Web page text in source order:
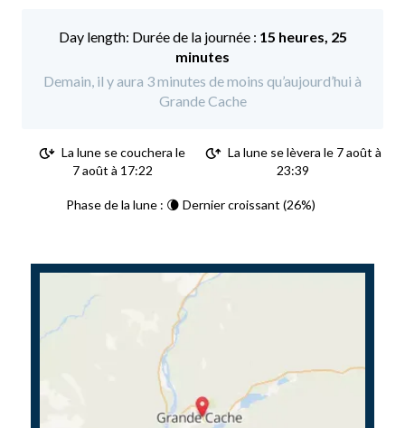
Durée de la journée : 15 heures, 25
minutes
Demain, il y aura 3 minutes de moins qu’aujourd’hui à
Grande Cache
La lune se couchera le
7 août à 17:22
La lune se lèvera le 7 août à
23:39
Phase de la lune : 🌘 Dernier croissant (26%)